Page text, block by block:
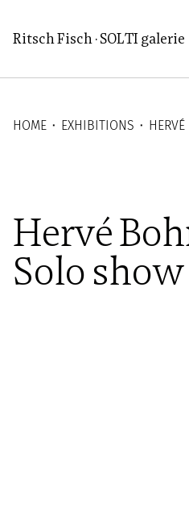
Ritsch Fisch · SOLTI galerie
HOME ⬝ EXHIBITIONS ⬝
Hervé
Solo show
Hervé
Solo show